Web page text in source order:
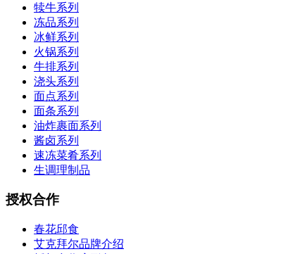
犊牛系列
冻品系列
冰鲜系列
火锅系列
牛排系列
浇头系列
面点系列
面条系列
油炸裹面系列
酱卤系列
速冻菜肴系列
生调理制品
授权合作
春花邱食
艾克拜尔品牌介绍